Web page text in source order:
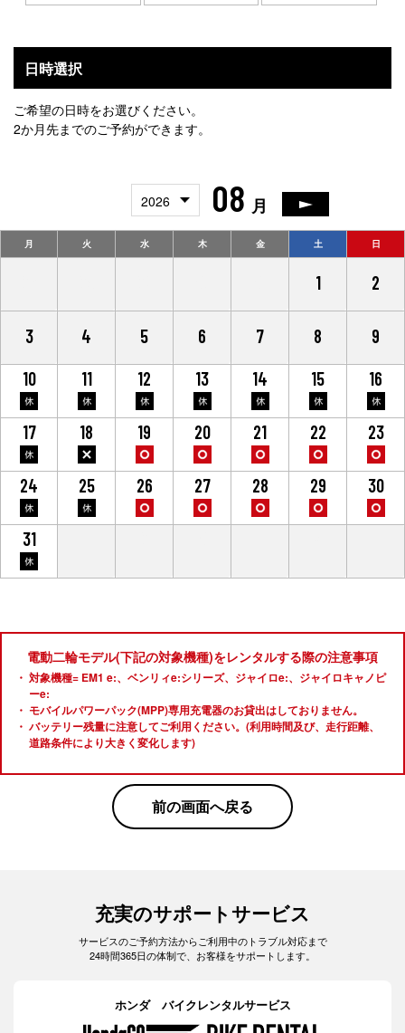
日時選択
ご希望の日時をお選びください。
2か月先までのご予約ができます。
2026 08 月
月 火 水 木 金 土 日
1 2
3 4 5 6 7 8
9
10
11 12 13 14 15 16
17 18 19 20 21 22 23
24 25 26 27 28 29 30
31
電動二輪モデル(下記の対象機種)をレンタルする際の注意事項
対象機種= EM1 e:、ベンリィe:シリーズ、ジャイロe:、ジャイロキャノピ
ーe:
モバイルパワーパック(MPP)専用充電器のお貸出はしておりません。
バッテリー残量に注意してご利用ください。(利用時間及び、走行距離、
道路条件により大きく変化します)
前の画面へ戻る
充実のサポートサービス
サービスのご予約方法からご利用中のトラブル対応まで
24時間365日の体制で、お客様をサポートします。
ホンダ バイクレンタルサービス